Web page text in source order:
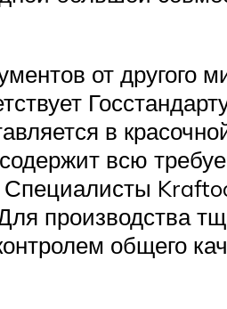
от другого
в
содержит всю
Специалисты
производства
общего